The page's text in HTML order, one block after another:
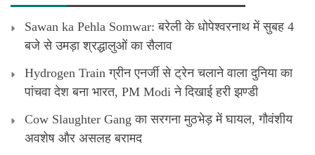
Sawan ka Pehla Somwar: बरेली के धोपेश्वरनाथ में सुबह 4
बजे से उमड़ा श्रद्धालुओं का सैलाव
Hydrogen Train ग्रीन एनर्जी से ट्रेन चलाने वाला दुनिया का
पांचवा देश बना भारत, PM Modi ने दिखाई हरी झण्डी
Cow Slaughter Gang का सरगना मुठभेड़ में घायल, गौवंशीय
अवशेष और असलह बरामद